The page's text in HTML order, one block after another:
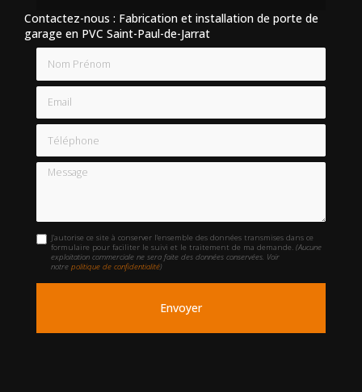
Contactez-nous : Fabrication et installation de porte de
garage en PVC Saint-Paul-de-Jarrat
Email
Téléphone
Message
J'autorise ce site à conserver l'ensemble des données transmises dans ce
formulaire pour faciliter le suivi et le traitement de ma demande.(Aucune
exploitation commerciale ne sera faite des données conservées. Voir
notrepolitique de confidentialité)